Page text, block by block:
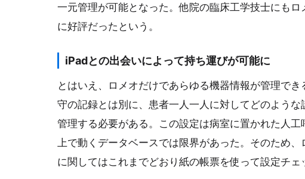
一元管理が可能となった。他院の臨床工学技士にも
に好評だったという。
iPadとの出会いによって持ち運びが可能に
とはいえ、ロメオだけであらゆる機器情報が管理で
守の記録とは別に、患者一人一人に対してどのよう
管理する必要がある。この設定は病室に置かれた人
上で動くデータベースでは限界があった。そのため
に関してはこれまでどおり紙の帳票を使って設定チェ